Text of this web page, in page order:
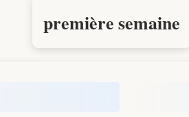
première semaine